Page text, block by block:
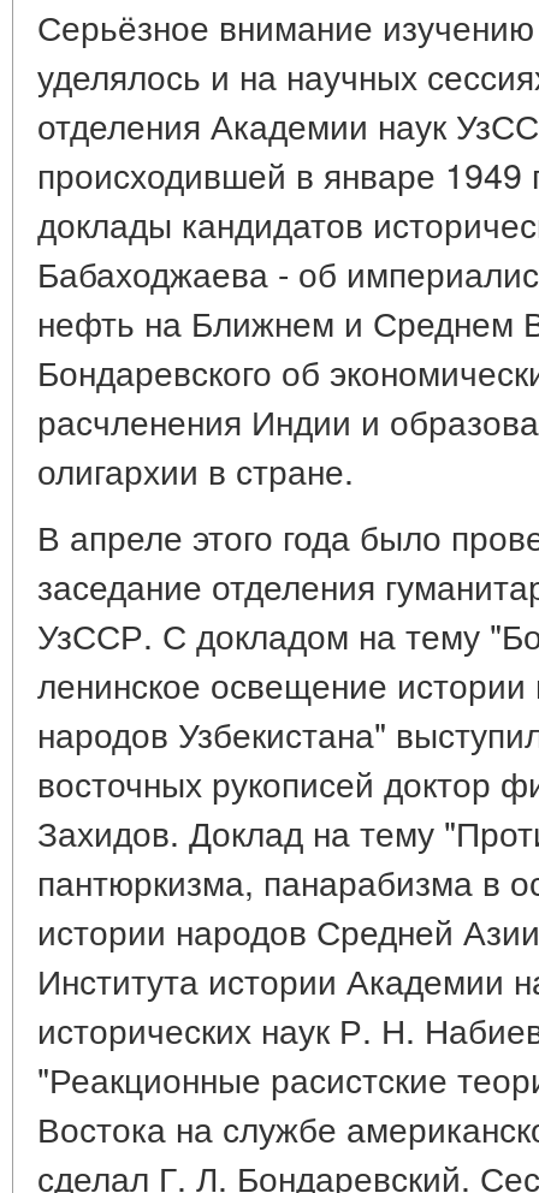
Серьёзное внимание
уделялось и на научных
отделения Академии наук
происходившей в январе
доклады кандидатов
Бабаходжаева - об
нефть на Ближнем и Среднем
Бондаревского об
расчленения Индии и
олигархии в стране.
В апреле этого года было
заседание отделения
УзССР. С докладом на тему
ленинское освещение истории
народов Узбекистана"
восточных рукописей доктор
Захидов. Доклад на тему
пантюркизма, панарабизма в
истории народов Средней
Института истории Академии
исторических наук Р. Н.
"Реакционные расистские
Востока на службе
сделал Г. Л. Бондаревский.